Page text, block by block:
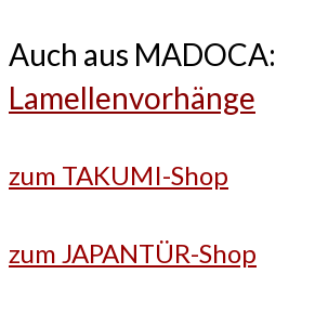
Auch aus MADOCA:
Lamellenvorhänge
zum TAKUMI-Shop
zum JAPANTÜR-Shop